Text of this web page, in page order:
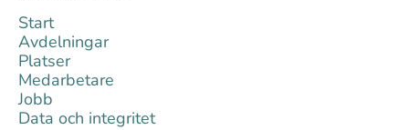
Start
Avdelningar
Platser
Medarbetare
Jobb
Data och integritet